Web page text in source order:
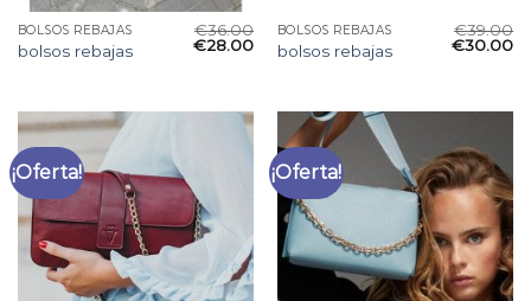
BOLSOS REBAJAS
bolsos rebajas
€36.00
€28.00
BOLSOS REBAJAS
bolsos rebajas
€39.00
€30.00
¡Oferta! ¡Oferta!